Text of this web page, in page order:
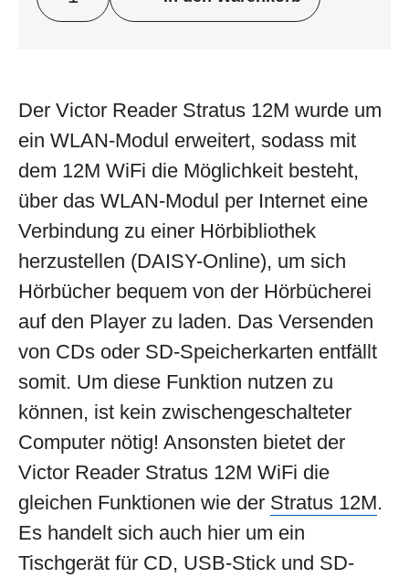
Der Victor Reader Stratus 12M wurde um
ein WLAN-Modul erweitert, sodass mit
dem 12M WiFi die Möglichkeit besteht,
über das WLAN-Modul per Internet eine
Verbindung zu einer Hörbibliothek
herzustellen (DAISY-Online), um sich
Hörbücher bequem von der Hörbücherei
auf den Player zu laden. Das Versenden
von CDs oder SD-Speicherkarten entfällt
somit. Um diese Funktion nutzen zu
können, ist kein zwischengeschalteter
Computer nötig! Ansonsten bietet der
Victor Reader Stratus 12M WiFi die
gleichen Funktionen wie der Stratus 12M.
Es handelt sich auch hier um ein
Tischgerät für CD, USB-Stick und SD-